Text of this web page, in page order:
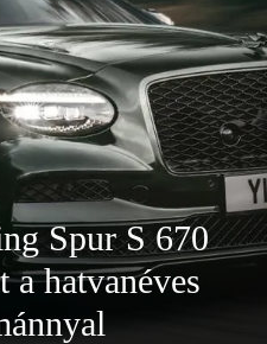
Spur S 670
a hatvanéves